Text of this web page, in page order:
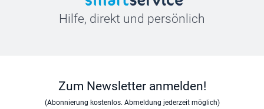
Hilfe, direkt und persönlich
Zum Newsletter anmelden!
(Abonnierung kostenlos. Abmeldung jederzeit möglich)